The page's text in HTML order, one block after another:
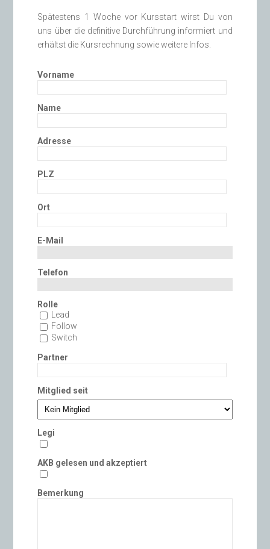
Spätestens 1 Woche vor Kursstart wirst Du von
uns über die definitive Durchführung informiert und
erhältst die Kursrechnung sowie weitere Infos.
Vorname
Name
Adresse
PLZ
Ort
E-Mail
Telefon
Rolle
Lead
Follow
Switch
Partner
Mitglied seit
Legi
AKB gelesen und akzeptiert
Bemerkung